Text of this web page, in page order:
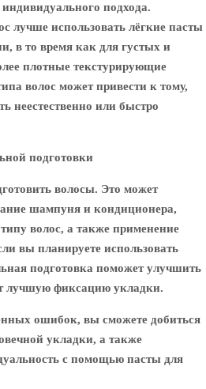
подхода.
лучше использовать лёгкие пасты
в то время как для густых и
плотные текстурирующие
волос может привести к тому,
неестественно или быстро
подготовки
волосы. Это может
шампуня и кондиционера,
волос, а также применение
вы планируете использовать
подготовка поможет улучшить
лучшую фиксацию укладки.
ошибок, вы сможете добиться
укладки, а также
с помощью пасты для